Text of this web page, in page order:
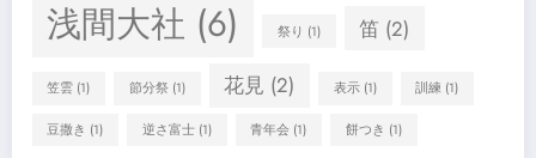
浅間大社 (6) 祭り (1) 笛 (2)
笠雲 (1) 節分祭(1) 花見 (2) 表示(1) 訓練 (1)
豆撒き (1) 逆さ富士(1) 青年会 (1) 餅つき (1)